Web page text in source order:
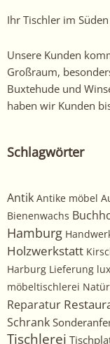
Ihr Tischler im
Unsere Kunden
Großraum,
Buxtehude und
haben wir Kunden
Schlagwörter
Antik Antike möbel
Bienenwachs
Hamburg
Holzwerkstatt
Harburg Lieferung
möbeltischlerei
Reparatur
Schrank
Tischlerei